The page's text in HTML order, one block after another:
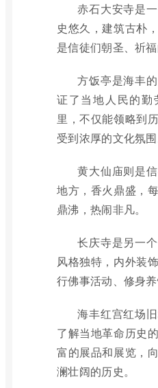
赤石大安寺是
史悠久，建筑古朴
是信徒们朝圣、祈福
方饭亭是海丰
证了当地人民的
里，不仅能领略到
受到浓厚的文化氛围
黄大仙庙则是
地方，香火鼎盛，
鼎沸，热闹非凡。
长庆寺是另一
风格独特，内外装
行佛事活动、修身养
海丰红宫红场
了解当地革命历史
富的展品和展览，
澜壮阔的历史。